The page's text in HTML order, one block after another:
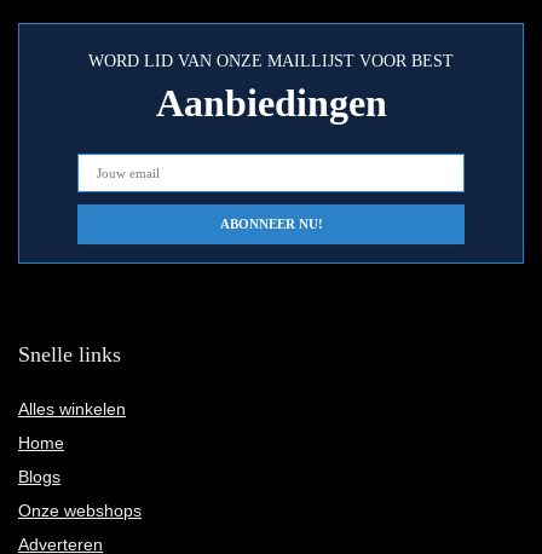
WORD LID VAN ONZE MAILLIJST VOOR BEST
Aanbiedingen
Snelle links
Alles winkelen
Home
Blogs
Onze webshops
Adverteren